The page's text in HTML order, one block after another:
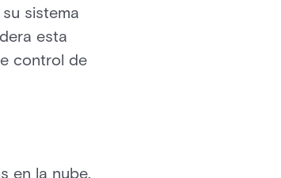
sistema
esta
control de
en la nube,